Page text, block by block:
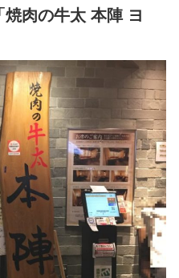
肉の牛太 本陣 ヨ